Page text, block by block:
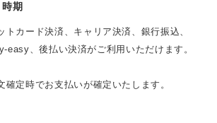
期
トカード決済、キャリア決済、銀行振込、
easy、後払い決済がご利用いただけます。
確定時でお支払いが確定いたします。